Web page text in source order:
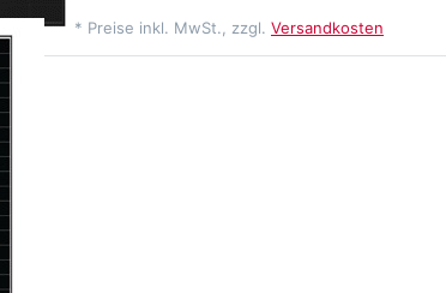
* Preise inkl. MwSt., zzgl. Versandkosten